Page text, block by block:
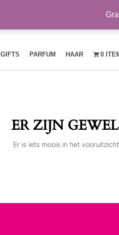
GIFTS PARFUM HAAR 0
ER ZIJN
Er is iets moois in het